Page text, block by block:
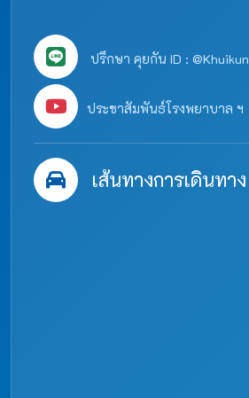
ปรึกษา คุยกัน ID : @Khuikun
ประชาสัมพันธ์โรงพยาบาล ฯ
เส้นทางการเดินทาง